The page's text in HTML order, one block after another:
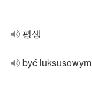
평생
być luksusowym